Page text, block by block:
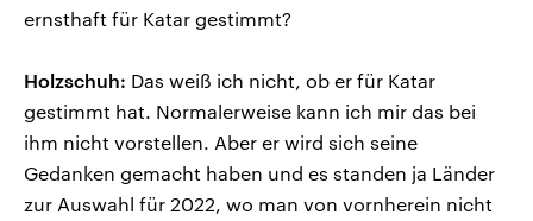
ernsthaft für Katar gestimmt?
Holzschuh: Das weiß ich nicht, ob er für Katar
gestimmt hat. Normalerweise kann ich mir das bei
ihm nicht vorstellen. Aber er wird sich seine
Gedanken gemacht haben und es standen ja Länder
zur Auswahl für 2022, wo man von vornherein nicht